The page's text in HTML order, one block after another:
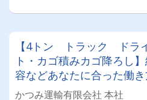
【4トン トラック ド
ト・カゴ積みカゴ降ろし
容などあなたに合った働
許改正後の普通免許でも
かつみ運輸有限会社 本社